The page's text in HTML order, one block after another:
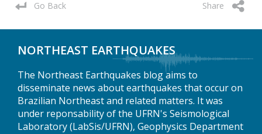
Go Back Share
NORTHEAST EARTHQUAKES
The Northeast Earthquakes blog aims to
disseminate news about earthquakes that occur on
Brazilian Northeast and related matters. It was
under reponsability of the UFRN's Seismological
Laboratory (LabSis/UFRN), Geophysics Department